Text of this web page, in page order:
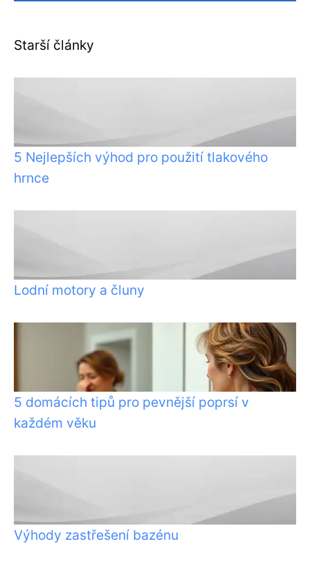
Starší články
5 Nejlepších výhod pro použití tlakového
hrnce
Lodní motory a čluny
5 domácích tipů pro pevnější poprsí v
každém věku
Výhody zastřešení bazénu